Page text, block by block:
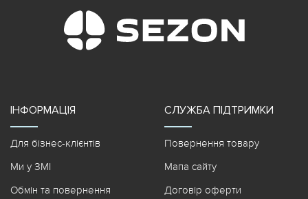
ІНФОРМАЦІЯ
Для бізнес-клієнтів
Ми у ЗМІ
Обмін та повернення
СЛУЖБА ПІДТРИМКИ
Повернення товару
Мапа сайту
Договір оферти